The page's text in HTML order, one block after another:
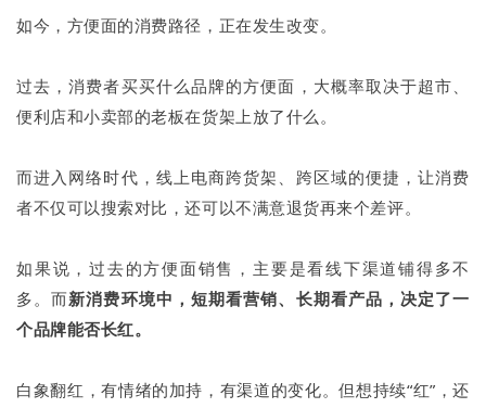
如今，方便面的消费路径，正在发生改变。
过去，消费者买买什么品牌的方便面，大概率取决于超市、
便利店和小卖部的老板在货架上放了什么。
而进入网络时代，线上电商跨货架、跨区域的便捷，让消费
者不仅可以搜索对比，还可以不满意退货再来个差评。
如果说，过去的方便面销售，主要是看线下渠道铺得多不
多。而新消费环境中，短期看营销、长期看产品，决定了一
个品牌能否长红。
白象翻红，有情绪的加持，有渠道的变化。但想持续“红”，还